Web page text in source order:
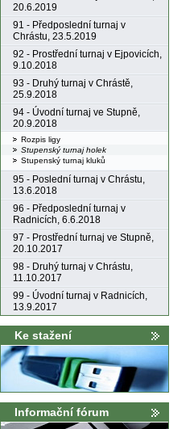
20.6.2019
91 - Předposlední turnaj v
Chrástu, 23.5.2019
92 - Prostřední turnaj v Ejpovicích,
9.10.2018
93 - Druhý turnaj v Chrástě,
25.9.2018
94 - Úvodní turnaj ve Stupně,
20.9.2018
Rozpis ligy
Stupenský turnaj holek
Stupenský turnaj kluků
95 - Poslední turnaj v Chrástu,
13.6.2018
96 - Předposlední turnaj v
Radnicích, 6.6.2018
97 - Prostřední turnaj ve Stupně,
20.10.2017
98 - Druhý turnaj v Chrástu,
11.10.2017
99 - Úvodní turnaj v Radnicích,
13.9.2017
Ke stažení
Informační fórum